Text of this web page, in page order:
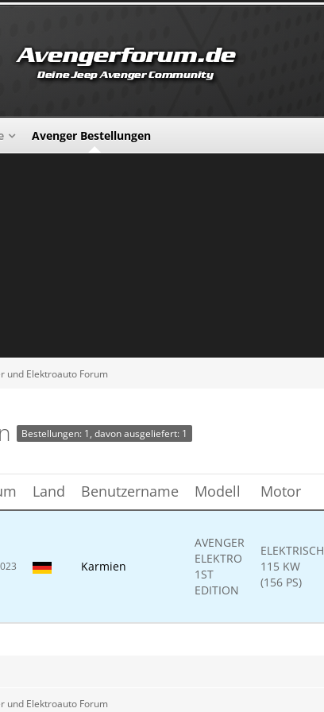
Avenger Bestellungen
und Elektroauto Forum
Bestellungen: 1, davon ausgeliefert: 1
Land Benutzername Modell Motor
Karmien
AVENGER
ELEKTRO
1ST
EDITION
ELEKTRISCH
115 KW
(156 PS)
und Elektroauto Forum